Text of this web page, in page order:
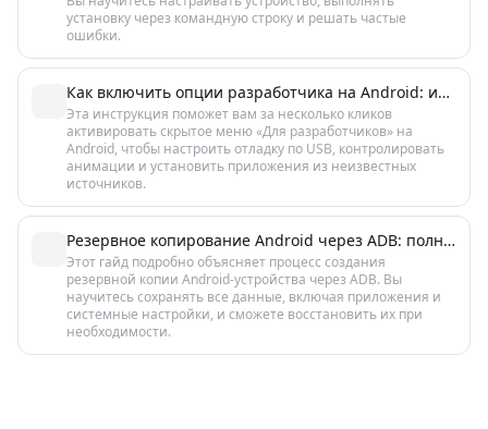
установку через командную строку и решать частые
ошибки.
Как включить опции разработчика на Android: инструкция за 5 минут
Эта инструкция поможет вам за несколько кликов
активировать скрытое меню «Для разработчиков» на
Android, чтобы настроить отладку по USB, контролировать
анимации и установить приложения из неизвестных
источников.
Резервное копирование Android через ADB: полное руководство
Этот гайд подробно объясняет процесс создания
резервной копии Android-устройства через ADB. Вы
научитесь сохранять все данные, включая приложения и
системные настройки, и сможете восстановить их при
необходимости.